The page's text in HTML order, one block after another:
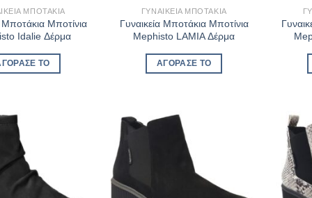
ΜΠΟΤΆΚΙΑ
Μποτάκια Μποτίνια
Idalie Δέρμα
ΤΟ
ΓΥΝΑΙΚΕΊΑ ΜΠΟΤΆΚΙΑ
Γυναικεία Μποτάκια Μποτίνια
Mephisto LAMIA Δέρμα
ΑΓΌΡΑΣΈ ΤΟ